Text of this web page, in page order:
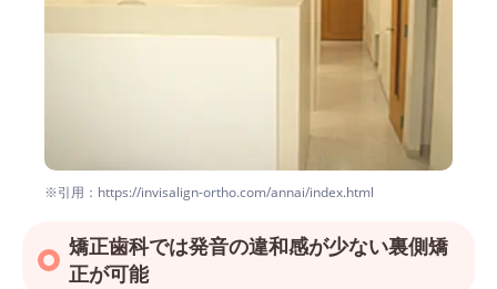
※引用：https://invisalign-ortho.com/annai/index.html
矯正歯科では発音の違和感が少ない裏側矯
正が可能